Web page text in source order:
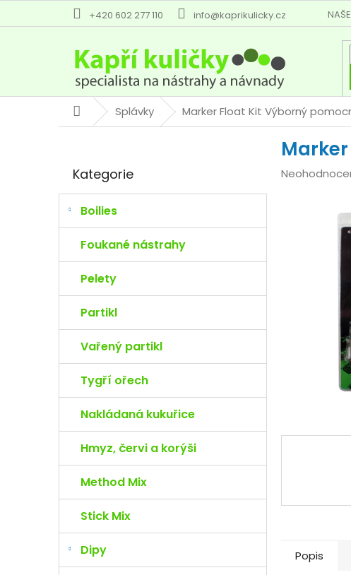
+420 602 277 110 info@kaprikulicky.cz
DomůSplávky Marker Float Kit Výborný
r
n
í
l
kategorie
Kategorie
Boilies
Foukané nástrahy
Pelety
Partikl
Vařený partikl
Tygří ořech
Nakládaná kukuřice
Hmyz, červi a korýši
Method Mix
Stick Mix
Dipy
Průměrné
Popis